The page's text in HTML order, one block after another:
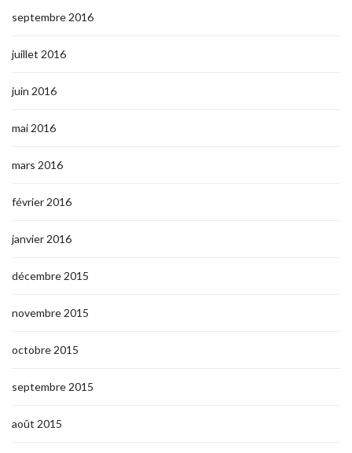
septembre 2016
juillet 2016
juin 2016
mai 2016
mars 2016
février 2016
janvier 2016
décembre 2015
novembre 2015
octobre 2015
septembre 2015
août 2015